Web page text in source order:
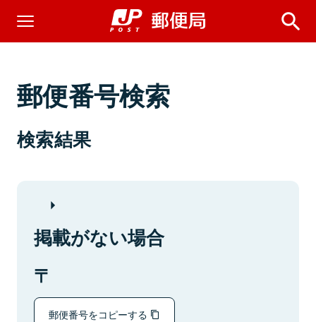
郵便番号検索
検索結果
掲載がない場合
郵便番号をコピーする